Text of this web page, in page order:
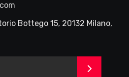
Bottego 15, 20132 Milano,
>